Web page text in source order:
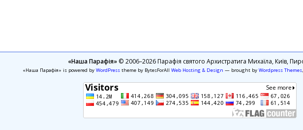
«Наша Парафія»© 2006–2026 Парафія святого Архистратига Михаїла, Київ,
«Наша Парафія» is powered by WordPresstheme by BytesForAll Web Hosting & Design — brought by Wordpress Themes